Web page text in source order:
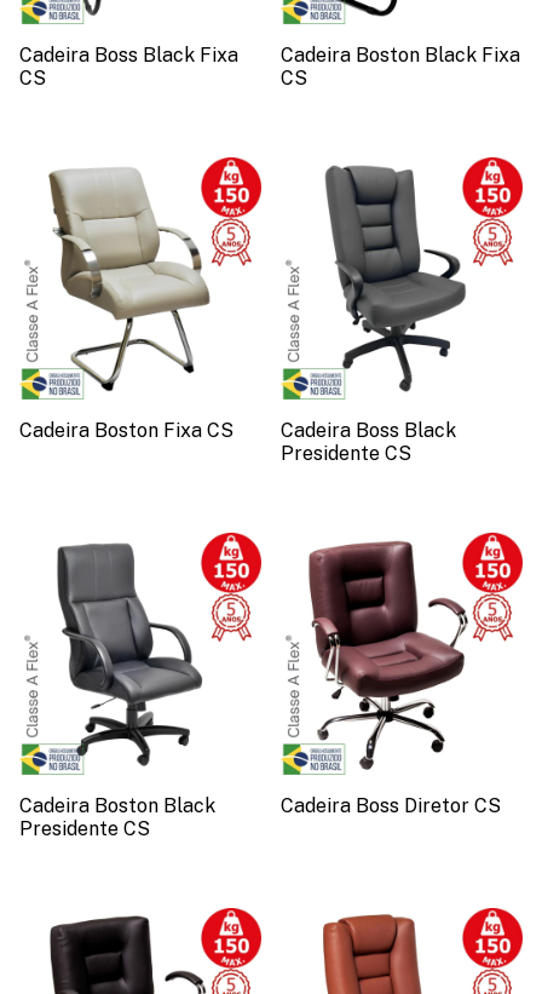
Cadeira Boss Black Fixa
CS
Cadeira Boston Black Fixa
CS
Cadeira Boston Fixa CS
Cadeira Boss Black
Presidente CS
Cadeira Boston Black
Presidente CS
Cadeira Boss Diretor CS